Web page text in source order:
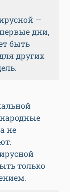
—
дни,
быть
других
не
только